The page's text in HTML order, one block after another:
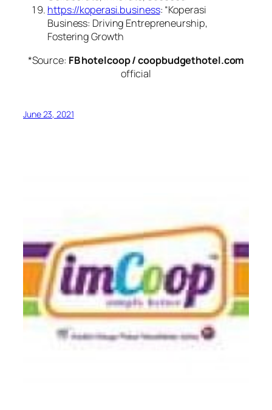
https://koperasi.business: “Koperasi
Business: Driving Entrepreneurship,
Fostering Growth
*Source: FB hotelcoop / coopbudgethotel.com
official
June 23, 2021